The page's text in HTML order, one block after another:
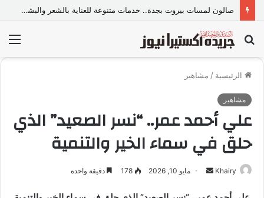
صالون لمسات بيروت بجدة.. خدمات متنوعة للعناية بالشعر والبشرة وإطلالة المرأة
بحث
عن
الرئيسية / مشاهير
مشاهير
علي أحمد عمر.. “نسر الصعيد” الذي
حلق في سماء الخير والتنمية
Khairy مايو 10, 2026 178 دقيقة واحدة